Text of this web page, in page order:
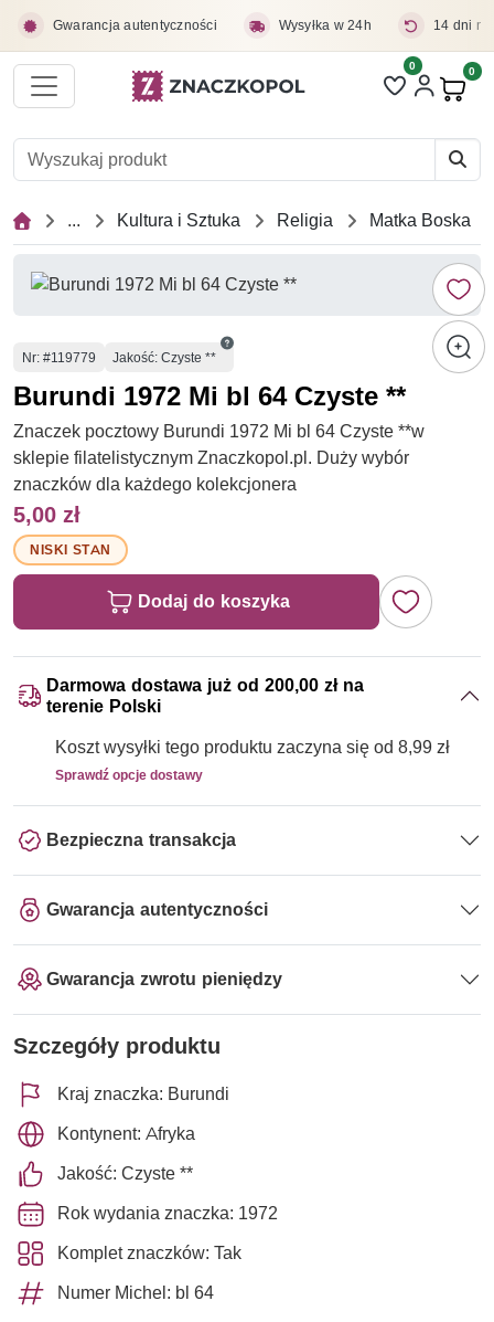
Gwarancja autentyczności Wysyłka w 24h 14 dni
Liczba pozycji
0 0
... Kultura i Sztuka Religia Matka Boska
Numer
Nr: #119779 Jakość: Czyste **
Burundi 1972 Mi bl 64 Czyste **
Znaczek pocztowy Burundi 1972 Mi bl 64 Czyste **w
sklepie filatelistycznym Znaczkopol.pl. Duży wybór
znaczków dla każdego kolekcjonera
5,00 zł
NISKI STAN
Dodaj do koszyka
Darmowa dostawa już od 200,00 zł na
terenie Polski
Koszt wysyłki tego produktu zaczyna się od 8,99 zł
Sprawdź opcje dostawy
Bezpieczna transakcja
Gwarancja autentyczności
Gwarancja zwrotu pieniędzy
Szczegóły produktu
Kraj znaczka: Burundi
Kontynent: Afryka
Jakość: Czyste **
Rok wydania znaczka: 1972
Komplet znaczków: Tak
Numer Michel: bl 64